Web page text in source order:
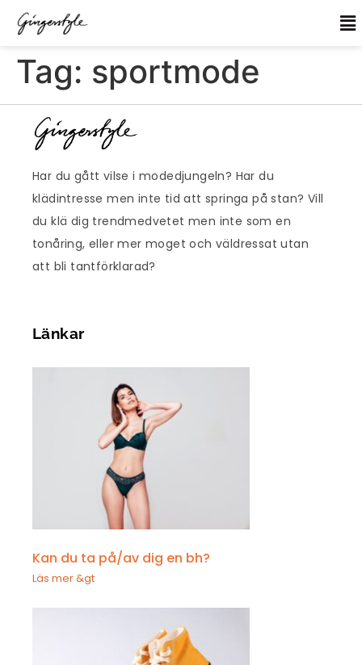
Tag: sportmode
Har du gått vilse i modedjungeln? Har du
klädintresse men inte tid att springa på stan? Vill
du klä dig trendmedvetet men inte som en
tonåring, eller mer moget och väldressat utan
att bli tantförklarad?
Länkar
Kan du ta på/av dig en bh?
Läs mer &gt